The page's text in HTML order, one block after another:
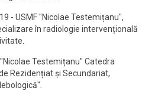
- USMF "Nicolae Testemițanu",
în radiologie intervențională
Testemițanu" Catedra
Rezidențiat și Secundariat,